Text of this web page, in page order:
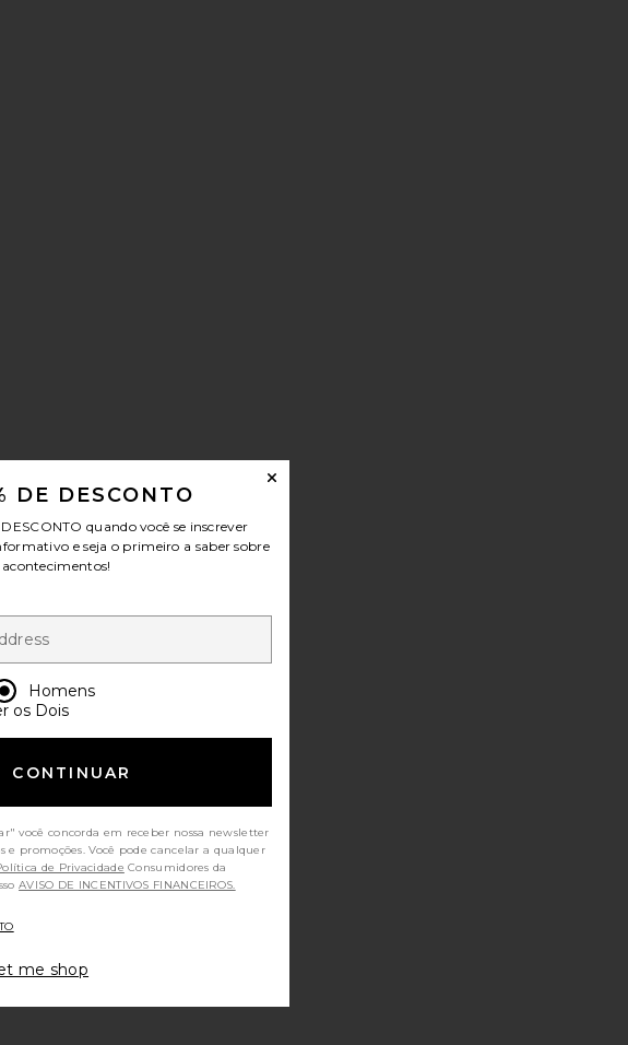
DE DESCONTO
quando você se inscrever
e seja o primeiro a saber sobre
acontecimentos!
Homens
os Dois
CONTINUAR
você concorda em receber nossa newsletter
e promoções. Você pode cancelar a qualquer
de Privacidade Consumidores da
AVISO DE INCENTIVOS FINANCEIROS.
me shop